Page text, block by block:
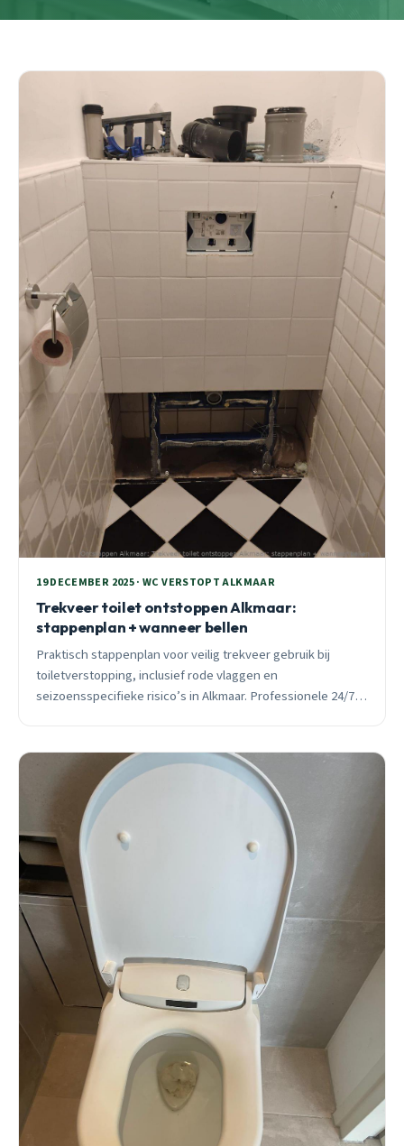
19 DECEMBER 2025 · WC VERSTOPT ALKMAAR
Trekveer toilet ontstoppen Alkmaar:
stappenplan + wanneer bellen
Praktisch stappenplan voor veilig trekveer gebruik bij
toiletverstopping, inclusief rode vlaggen en
seizoensspecifieke risico’s in Alkmaar. Professionele 24/7